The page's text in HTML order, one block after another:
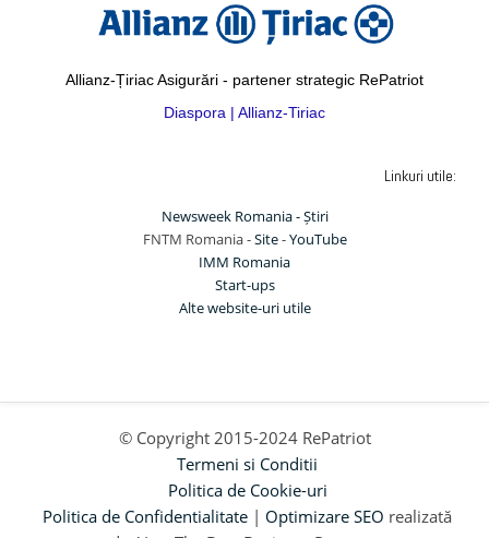
Allianz-Țiriac Asigurări - partener strategic RePatriot
Diaspora | Allianz-Tiriac
Linkuri utile:
Newsweek Romania - Știri
FNTM Romania -Site-YouTube
IMM Romania
Start-ups
Alte website-uri utile
© Copyright 2015-2024 RePatriot
Termeni si Conditii
Politica de Cookie-uri
Politica de Confidentialitate | Optimizare SEO realizată